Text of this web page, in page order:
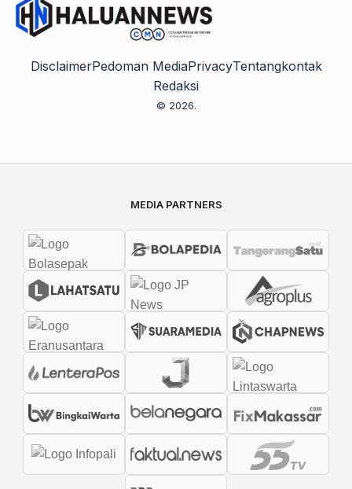
DisclaimerPedoman MediaPrivacyTentangkontak
Redaksi
© 2026.
MEDIA PARTNERS